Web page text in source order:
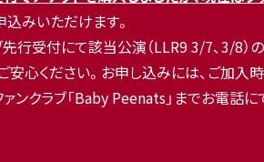
みいただけます。
行受付にて該当公演（LLR9 3/7、3/8）
心ください。お申し込みには、ご加入
ンクラブ「Baby Peenats」までお電話に